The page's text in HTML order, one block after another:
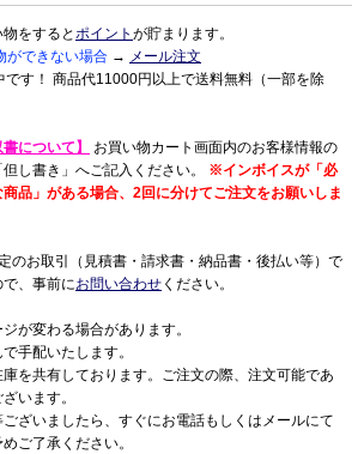
をするとポイント が貯まります。
ができない場合 → メール注文
す！ 商品代11000円以上で送料無料（一部を除
について】
お買い物カート画面内のお客様情報の
し書き」へご記入ください。 ※インボイスが「必
品」がある場合、2回に分けてご注文をお願いしま
のお取引（見積書・請求書・納品書・後払い等）で
、事前にお問い合わせ ください。
が変わる場合があります。
手配いたします。
を共有しております。ご注文の際、注文可能であ
います。
ざいましたら、すぐにお電話もしくはメールにて
ご了承ください。